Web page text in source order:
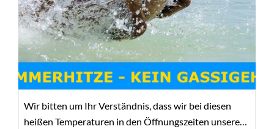
Wir bitten um Ihr Verständnis, dass wir bei diesen
heißen Temperaturen in den Öffnungszeiten unsere